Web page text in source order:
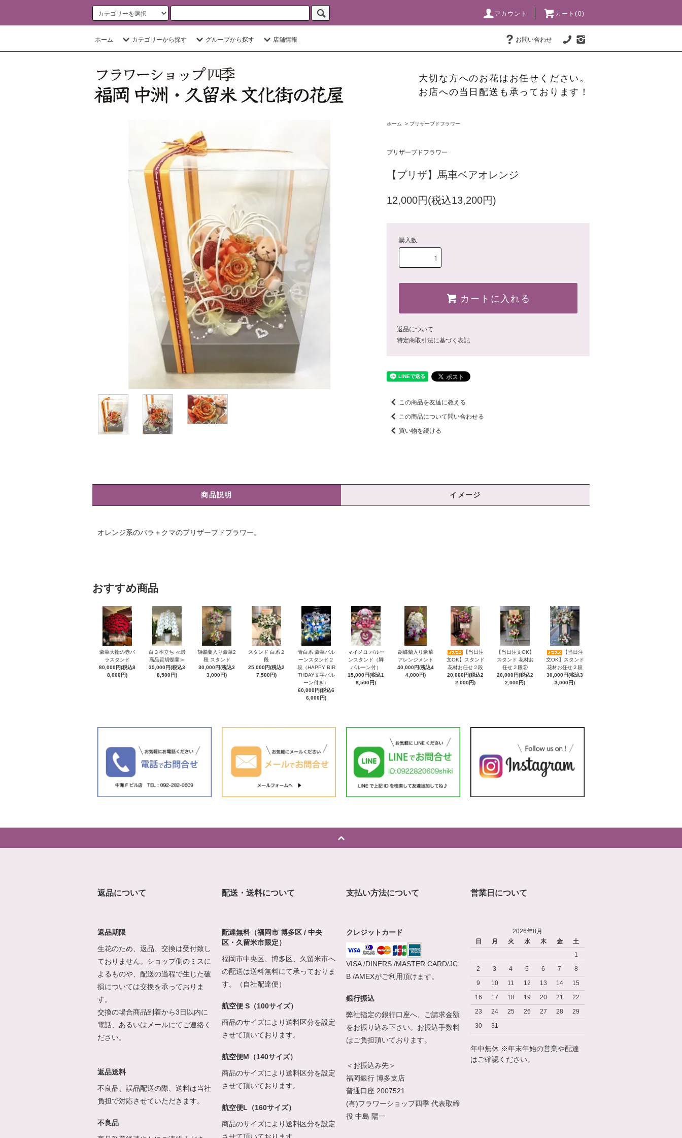
アカウント カート(0)
ホーム カテゴリーから探す グループから探す 店舗情報 お問い合わせ
大切な方へのお花はお任せください。
お店への当日配送も承っております！
ホーム > プリザーブドフラワー
プリザーブドフラワー
【プリザ】馬車ベアオレンジ
12,000円(税込13,200円)
購入数
カートに入れる
返品について
特定商取引法に基づく表記
この商品を友達に教える
この商品について問い合わせる
買い物を続ける
商品説明 イメージ
オレンジ系のバラ＋クマのプリザーブドプラワー。
おすすめ商品
豪華大輪の赤バ
ラスタンド
80,000円(税込8
8,000円)
白３本立ち ≪最
高品質胡蝶蘭≫
35,000円(税込3
8,500円)
胡蝶蘭入り豪華2
段 スタンド
30,000円(税込3
3,000円)
スタンド 白系２
段
25,000円(税込2
7,500円)
青白系 豪華バル
ーンスタンド２
段（HAPPY BIR
THDAY文字バル
ーン付き）
60,000円(税込6
6,000円)
マイメロ バルー
ンスタンド（脚
バルーン付）
15,000円(税込1
6,500円)
胡蝶蘭入り豪華
アレンジメント
40,000円(税込4
4,000円)
【当日注
文OK】スタンド
花材お任せ２段
20,000円(税込2
2,000円)
【当日注文OK】
スタンド 花材お
任せ２段②
20,000円(税込2
2,000円)
【当日注
文OK】スタンド
花材お任せ２段
30,000円(税込3
3,000円)
返品について
返品期限
生花のため、返品、交換は受付致し
ておりません。ショップ側のミスに
よるものや、配送の過程で生じた破
損については交換を承っておりま
す。
交換の場合商品到着から3日以内に
電話、あるいはメールにてご連絡く
ださい。
返品送料
不良品、誤品配送の際、送料は当社
負担で対応させていただきます。
不良品
配送・送料について
配達無料（福岡市 博多区 / 中央
区・久留米市限定）
福岡市中央区、博多区、久留米市へ
の配送は送料無料にて承っておりま
す。（自社配達便）
航空便 S（100サイズ）
商品のサイズにより送料区分を設定
させて頂いております。
航空便M（140サイズ）
商品のサイズにより送料区分を設定
させて頂いております。
航空便L（160サイズ）
商品のサイズにより送料区分を設定
支払い方法について
クレジットカード
VISA /DINERS /MASTER CARD/JC
B /AMEXがご利用頂けます。
銀行振込
弊社指定の銀行口座へ、ご請求金額
をお振り込み下さい。お振込手数料
はご負担頂いております。
＜お振込み先＞
福岡銀行 博多支店
普通口座 2007521
(有)フラワーショップ四季 代表取締
役 中島 陽一
営業日について
2026年8月
日
月 火 水 木 金
土
1
2
3 4 5 6 7
8
9
10 11 12 13 14
15
16
17 18 19 20 21
22
23
24 25 26 27 28
29
30
31
年中無休 ※年末年始の営業や配達
はご確認ください。